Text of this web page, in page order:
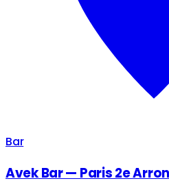
Bar
Avek Bar — Paris 2e